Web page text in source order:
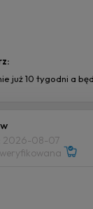
już 10 tygodni a
2026-08-07